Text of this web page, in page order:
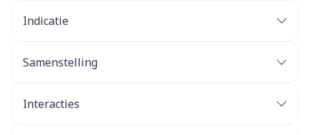
Indicatie
Samenstelling
Interacties